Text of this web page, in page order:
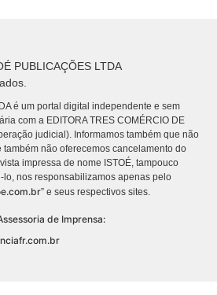
PUBLICAÇÕES LTDA
é um portal digital independente e sem
com a EDITORA TRES COMÉRCIO DE
judicial). Informamos também que não
não oferecemos cancelamento do
impressa de nome ISTOÉ, tampouco
lo, nos responsabilizamos apenas pelo
” e seus respectivos sites.
de Imprensa: